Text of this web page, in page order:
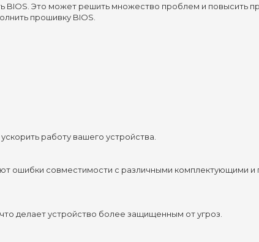
BIOS. Это может решить множество проблем и повысить
прошивку BIOS.
работу вашего устройства.
ошибки совместимости с различными комплектующими и
делает устройство более защищенным от угроз.